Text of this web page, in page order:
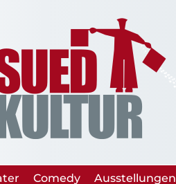
Comedy Ausstellungen